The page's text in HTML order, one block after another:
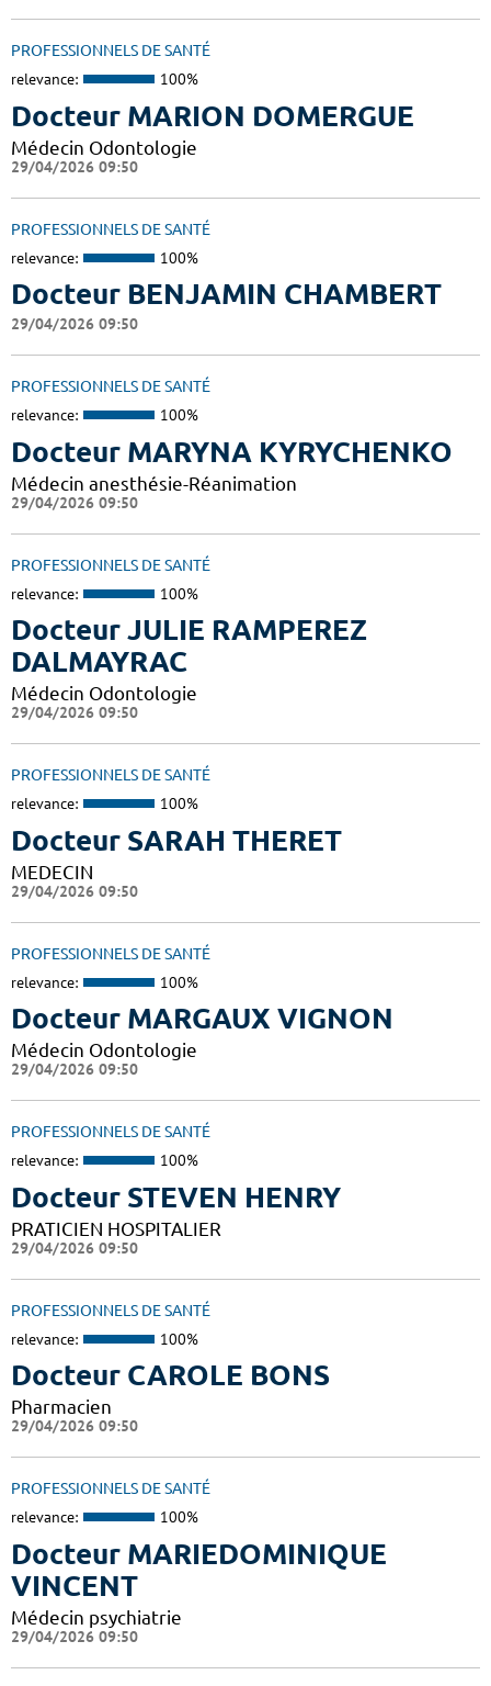
PROFESSIONNELS DE SANTÉ
relevance: 100%
Docteur MARION DOMERGUE
Médecin Odontologie
29/04/2026 09:50
PROFESSIONNELS DE SANTÉ
relevance: 100%
Docteur BENJAMIN CHAMBERT
29/04/2026 09:50
PROFESSIONNELS DE SANTÉ
relevance: 100%
Docteur MARYNA KYRYCHENKO
Médecin anesthésie-Réanimation
29/04/2026 09:50
PROFESSIONNELS DE SANTÉ
relevance: 100%
Docteur JULIE RAMPEREZ
DALMAYRAC
Médecin Odontologie
29/04/2026 09:50
PROFESSIONNELS DE SANTÉ
relevance: 100%
Docteur SARAH THERET
MEDECIN
29/04/2026 09:50
PROFESSIONNELS DE SANTÉ
relevance: 100%
Docteur MARGAUX VIGNON
Médecin Odontologie
29/04/2026 09:50
PROFESSIONNELS DE SANTÉ
relevance: 100%
Docteur STEVEN HENRY
PRATICIEN HOSPITALIER
29/04/2026 09:50
PROFESSIONNELS DE SANTÉ
relevance: 100%
Docteur CAROLE BONS
Pharmacien
29/04/2026 09:50
PROFESSIONNELS DE SANTÉ
relevance: 100%
Docteur MARIEDOMINIQUE
VINCENT
Médecin psychiatrie
29/04/2026 09:50